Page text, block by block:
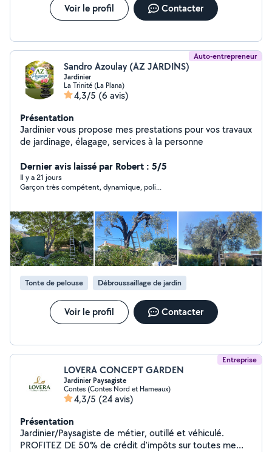
Voir le profil Contacter
Auto-entrepreneur
Sandro Azoulay (AZ JARDINS)
Jardinier
La Trinité (La Plana)
4,3/5 (6 avis)
Présentation
Jardinier vous propose mes prestations pour vos travaux
de jardinage, élagage, services à la personne
Dernier avis laissé par Robert : 5/5
Il y a 21 jours
Garçon très compétent, dynamique, poli...
Tonte de pelouse Débroussaillage de jardin
Voir le profil Contacter
Entreprise
LOVERA CONCEPT GARDEN
Jardinier Paysagiste
Contes (Contes Nord et Hameaux)
4,3/5 (24 avis)
Présentation
Jardinier/Paysagiste de métier, outillé et véhiculé.
PROFITEZ DE 50% de crédit d'impôts sur toutes me